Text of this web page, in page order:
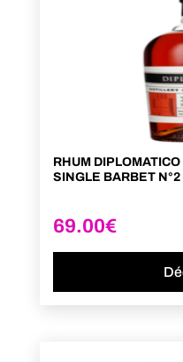
RHUM
SINGLE BARBET N°2
69.00€